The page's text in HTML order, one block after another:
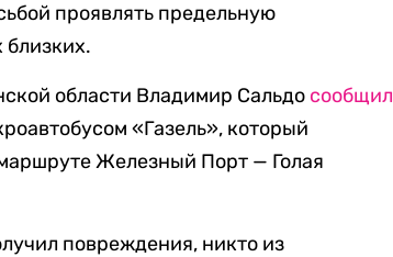
проявлять предельную
близких.
области Владимир Сальдо сообщил
«Газель», который
Железный Порт — Голая
повреждения, никто из